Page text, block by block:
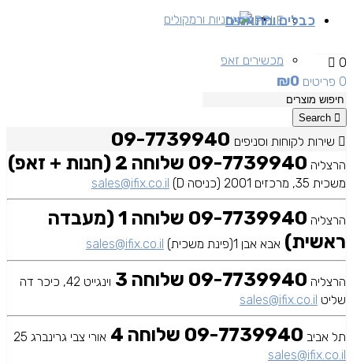
אוזניות ורמקולים APPLE
מכשירים זאפ
כבלים ומתאמים
0
0 פריטים
₪0
Search
שירות לקוחות וסניפים
הרצליה 09-7739940 שלוחה 2 (חנות + זאפ)
משכית 35, מרכזים 2001 (כניסה D) sales@ifix.co.il
הרצליה
09-7739940 שלוחה 1 (מעבדה
ראשית) אבא אבן 1(פינת משכית) sales@ifix.co.il
הרצליה 09-7739940 שלוחה 3
וינגייט 42, כיכר דה
שליט sales@ifix.co.il
תל אביב 09-7739940 שלוחה 4
אורי צבי גרינברג 25
sales@ifix.co.il